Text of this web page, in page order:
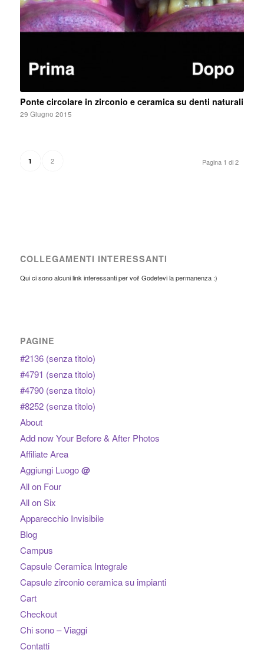
Ponte circolare in zirconio e ceramica su denti naturali
29 Giugno 2015
Pagina 1 di 2
1 2
COLLEGAMENTI INTERESSANTI
Qui ci sono alcuni link interessanti per voi! Godetevi la permanenza :)
PAGINE
#2136 (senza titolo)
#4791 (senza titolo)
#4790 (senza titolo)
#8252 (senza titolo)
About
Add now Your Before & After Photos
Affiliate Area
Aggiungi Luogo@
All on Four
All on Six
Apparecchio Invisibile
Blog
Campus
Capsule Ceramica Integrale
Capsule zirconio ceramica su impianti
Cart
Checkout
Chi sono – Viaggi
Contatti